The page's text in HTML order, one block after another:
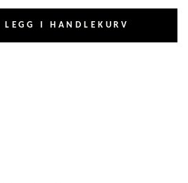
LEGG I HANDLEKURV